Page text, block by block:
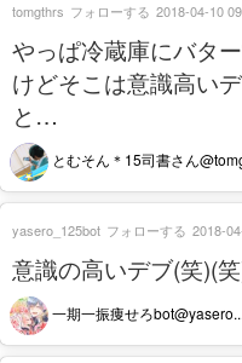
やっぱ冷蔵庫にバタ
けどそこは意識高い
と…
とむそん＊15司書さん
tomgthrs フォローする 2018-04-10
意識の高いデブ(笑)(
一期一振痩せろbot@yasero...
yasero_125bot フォローする 2018-